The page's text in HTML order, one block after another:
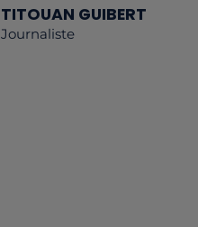
TITOUAN GUIBERT
Journaliste